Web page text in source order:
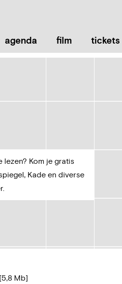
agenda film tickets
Kom je gratis
Kade en diverse
5,8 Mb